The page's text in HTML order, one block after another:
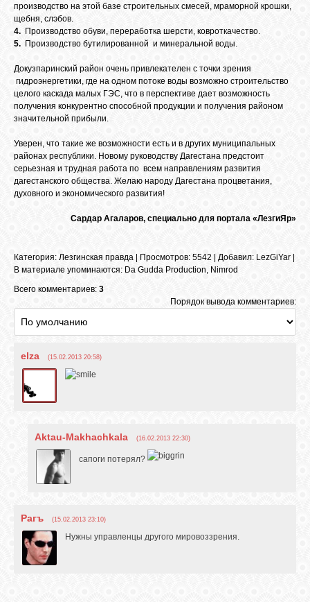
производство на этой базе строительных смесей, мраморной крошки,
щебня, слэбов.
4. Производство обуви, переработка шерсти, ковроткачество.
5. Производство бутилированной и минеральной воды.
Докузпаринский район очень привлекателен с точки зрения
гидроэнергетики, где на одном потоке воды возможно строительство
целого каскада малых ГЭС, что в перспективе дает возможность
получения конкурентно способной продукции и получения районом
значительной прибыли.
Уверен, что такие же возможности есть и в других муниципальных
районах республики. Новому руководству Дагестана предстоит
серьезная и трудная работа по всем направлениям развития
дагестанского общества. Желаю народу Дагестана процветания,
духовного и экономического развития!
Сардар Агаларов, специально для портала «ЛезгиЯр»
Категория: Лезгинская правда Просмотров: 5542 | Добавил: LezGiYar
В материале упоминаются: Da Gudda Production, Nimrod
Всего комментариев: 3
Порядок вывода комментариев:
elza (15.02.2013 20:58)
Aktau-Makhachkala (16.02.2013 22:30)
сапоги потерял?
Рагъ (15.02.2013 23:10)
Нужны управленцы другого мировоззрения.